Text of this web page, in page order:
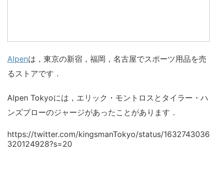
Alpenは，東京の新宿，福岡，名古屋でスポーツ用品を売
るストアです．
Alpen Tokyoには，エリック・モントロスとタイラー・ハ
ンズブローのジャージがあったことがあります．
https://twitter.com/kingsmanTokyo/status/1632743036
320124928?s=20